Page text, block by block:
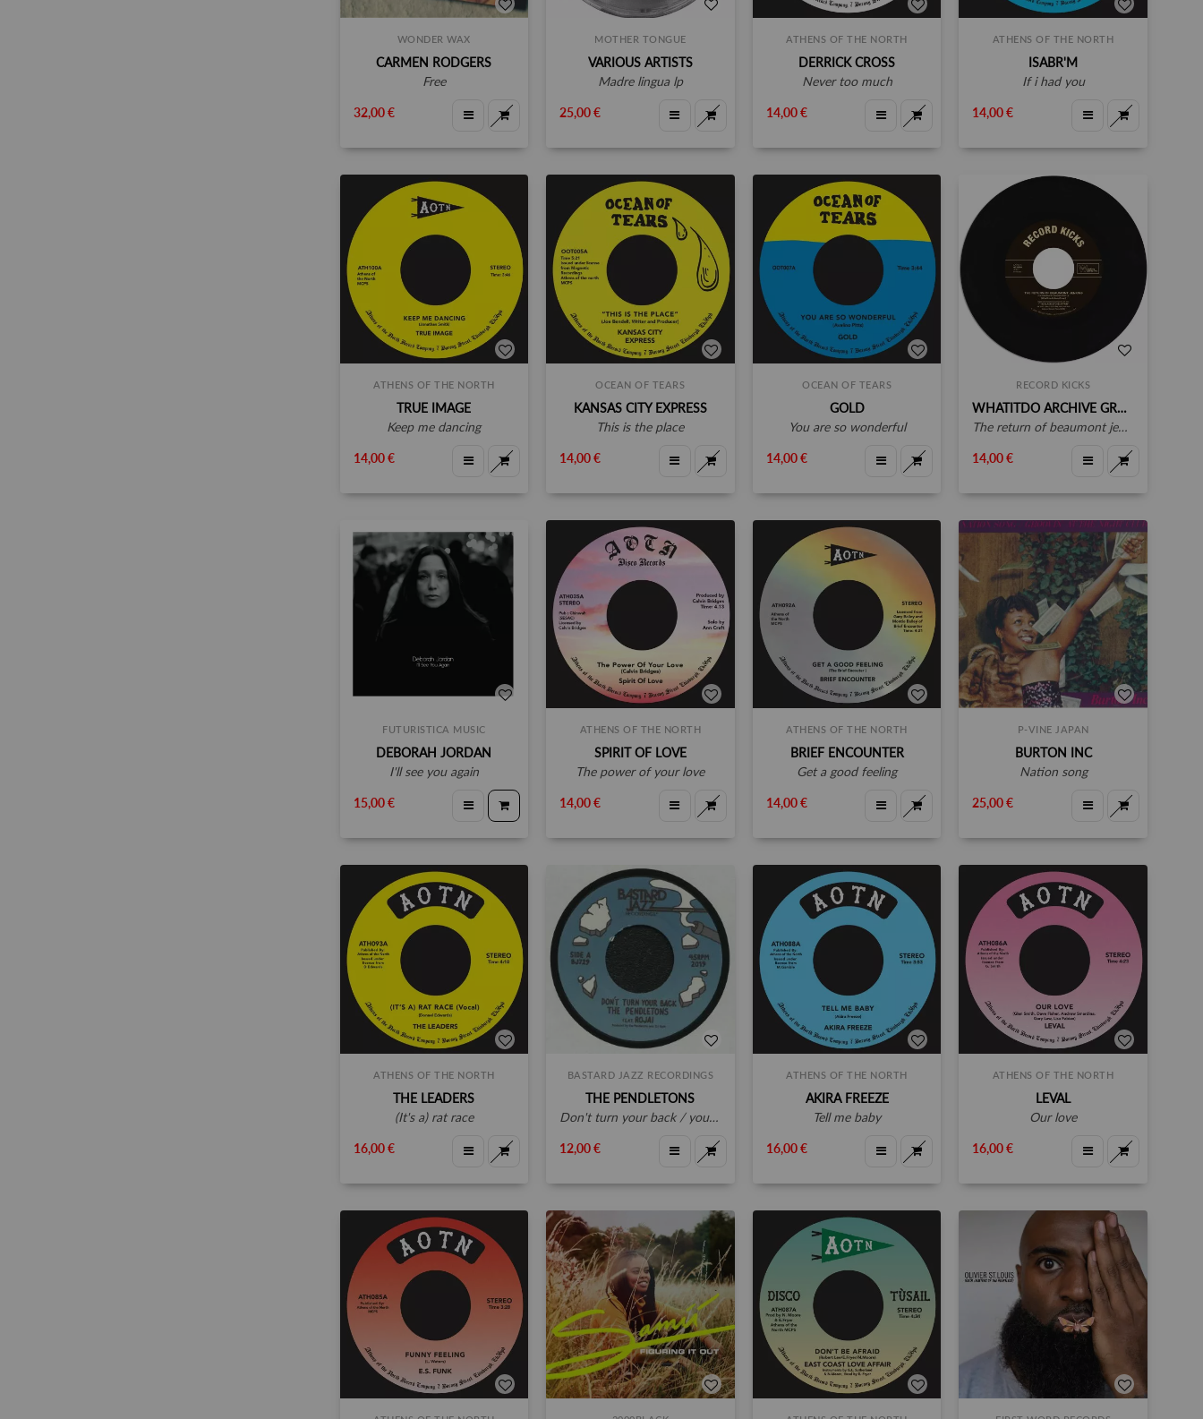
WONDER WAX
CARMEN RODGERS
free
32,00 €
MOTHER TONGUE
VARIOUS ARTISTS
madre lingua lp
25,00 €
ATHENS OF THE NORTH
DERRICK CROSS
never too much
14,00 €
ATHENS OF THE NORTH
ISABR'M
if i had you
14,00 €
ATHENS OF THE NORTH
TRUE IMAGE
keep me dancing
14,00 €
OCEAN OF TEARS
KANSAS CITY EXPRESS
this is the place
14,00 €
OCEAN OF TEARS
GOLD
you are so wonderful
14,00 €
RECORD KICKS
WHATITDO ARCHIVE GROUP
the return of beaumont jenkins / la pietra
14,00 €
FUTURISTICA MUSIC
DEBORAH JORDAN
i'll see you again
15,00 €
ATHENS OF THE NORTH
SPIRIT OF LOVE
the power of your love
14,00 €
ATHENS OF THE NORTH
BRIEF ENCOUNTER
get a good feeling
14,00 €
P-VINE JAPAN
BURTON INC
nation song
25,00 €
ATHENS OF THE NORTH
THE LEADERS
(it's a) rat race
16,00 €
BASTARD JAZZ RECORDINGS
THE PENDLETONS
don't turn your back / you do you (potatohead people remix)
12,00 €
ATHENS OF THE NORTH
AKIRA FREEZE
tell me baby
16,00 €
ATHENS OF THE NORTH
LEVAL
our love
16,00 €